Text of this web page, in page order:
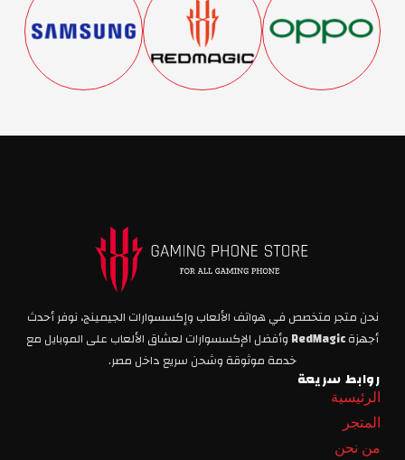
نحن متجر متخصص في هواتف الألعاب وإكسسوارات الجيمينج، نوفر أحدث
أجهزةRedMagic وأفضل الإكسسوارات لعشاق الألعاب على الموبايل مع
خدمة موثوقة وشحن سريع داخل مصر.
روابط سريعة
الرئيسية
المتجر
من نحن